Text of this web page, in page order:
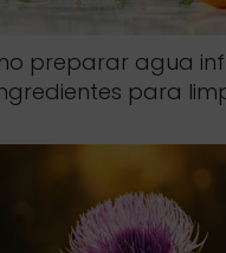
preparar agua
para